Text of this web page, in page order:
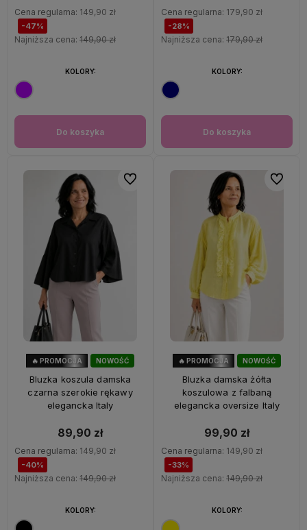
Cena regularna: 149,90 zł
-47%
Najniższa cena: 149,90 zł
Do koszyka
KOLORY:
Cena regularna: 179,90 zł
-28%
Najniższa cena: 179,90 zł
Do koszyka
KOLORY:
NOWOŚĆ
🔥 PROMOCJA
Bluzka koszula damska
czarna szerokie rękawy
elegancka Italy
89,90 zł
Cena regularna: 149,90 zł
-40%
Najniższa cena: 149,90 zł
KOLORY:
Do ulubionych
NOWOŚĆ
OKAZJA
🔥 PROMOCJA
Bluzka damska żółta
koszulowa z falbaną
elegancka oversize Italy
99,90 zł
Cena regularna: 149,90 zł
-33%
Najniższa cena: 149,90 zł
KOLORY:
Do